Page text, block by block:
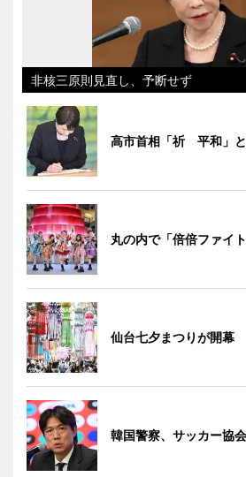
非核三原則見直し、予断せず
高市首相「祈 平和」
丸の内で「倍倍ファイト
仙台七夕まつりが開幕
韓国警察、サッカー協